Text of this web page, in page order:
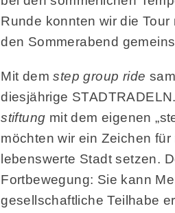
Runde konnten wir die
den Sommerabend
Mit demstep group ride
diesjährige
stiftung mit dem eigenen
möchten wir ein Zeichen
lebenswerte Stadt setzen.
Fortbewegung: Sie kann
gesellschaftliche Teilhabe